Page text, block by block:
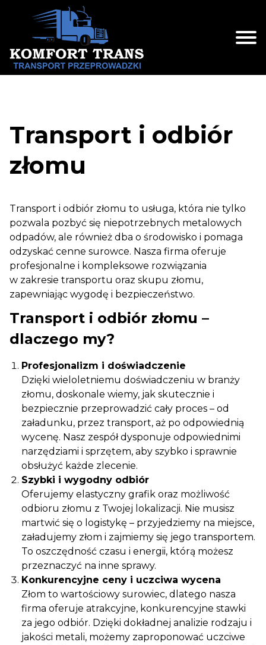
Transport i odbiór
złomu
Transport i odbiór złomu to usługa, która nie tylko
pozwala pozbyć się niepotrzebnych metalowych
odpadów, ale również dba o środowisko i pomaga
odzyskać cenne surowce. Nasza firma oferuje
profesjonalne i kompleksowe rozwiązania
w zakresie transportu oraz skupu złomu,
zapewniając wygodę i bezpieczeństwo.
Transport i odbiór złomu –
dlaczego my?
Profesjonalizm i doświadczenie
Dzięki wieloletniemu doświadczeniu w branży
złomu, doskonale wiemy, jak skutecznie i
bezpiecznie przeprowadzić cały proces – od
załadunku, przez transport, aż po odpowiednią
wycenę. Nasz zespół dysponuje odpowiednimi
narzędziami i sprzętem, aby szybko i sprawnie
obsłużyć każde zlecenie.
Szybki i wygodny odbiór
Oferujemy elastyczny grafik oraz możliwość
odbioru złomu z Twojej lokalizacji. Nie musisz
martwić się o logistykę – przyjedziemy na miejsce,
załadujemy złom i zajmiemy się jego transportem.
To oszczędność czasu i energii, którą możesz
przeznaczyć na inne sprawy.
Konkurencyjne ceny i uczciwa wycena
Złom to wartościowy surowiec, dlatego nasza
firma oferuje atrakcyjne, konkurencyjne stawki
za jego odbiór. Dzięki dokładnej analizie rodzaju i
jakości metali, możemy zaproponować uczciwe